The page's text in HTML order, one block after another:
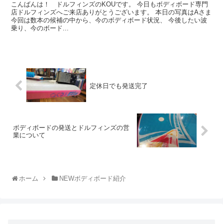
こんばんは！ ドルフィンズのKOUです。 今日もボディボード専門
店ドルフィンズへご来店ありがとうございます。 本日の写真はAさま
今回は数本の候補の中から、今のボディボード状況、 今後したい波
乗り、今のボード...
定休日でも発送完了
ボディボードの発送とドルフィンズの営
業について
ホーム NEWボディボード紹介